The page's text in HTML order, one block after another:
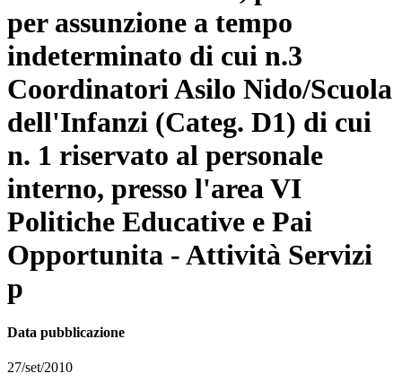
per assunzione a tempo
indeterminato di cui n.3
Coordinatori Asilo Nido/Scuola
dell'Infanzi (Categ. D1) di cui
n. 1 riservato al personale
interno, presso l'area VI
Politiche Educative e Pai
Opportunita - Attività Servizi
p
Data pubblicazione
27/set/2010